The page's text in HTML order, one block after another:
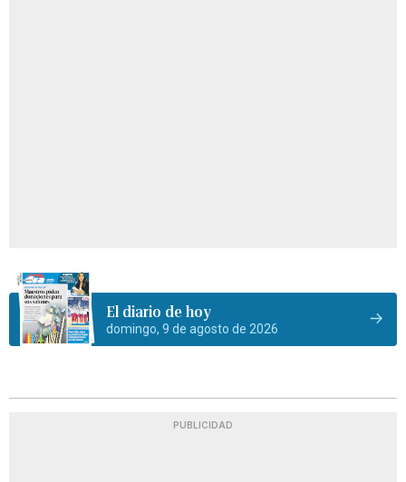
El diario de hoy
domingo, 9 de agosto de 2026
PUBLICIDAD